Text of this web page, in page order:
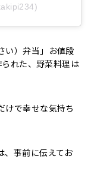
い）弁当」お値段
れた、野菜料理は
けで幸せな気持ち
、事前に伝えてお